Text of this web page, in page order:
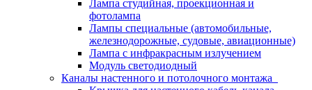
Лампа студийная, проекционная и
фотолампа
Лампы специальные (автомобильные,
железнодорожные, судовые, авиационные)
Лампа с инфракрасным излучением
Модуль светодиодный
Каналы настенного и потолочного монтажа